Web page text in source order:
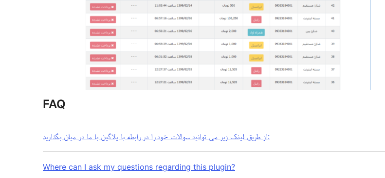
FAQ
از طریق لینک زیر می توانید سوالات خود را در رابطه با پلاگین با ما در میان بگذارید:
Where can I ask my questions regarding this plugin?